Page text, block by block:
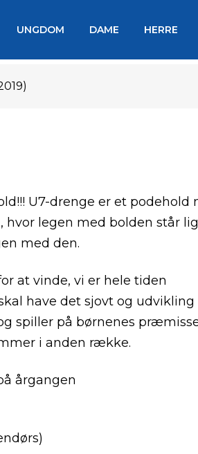
UNGDOM DAME HERRE
U7-drenge er et podehold
hvor legen med bolden står
med den.
at vinde, vi er hele tiden
have det sjovt og udvikling
spiller på børnenes
i anden række.
årgangen